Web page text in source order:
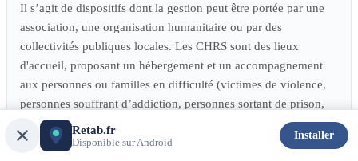
Il s’agit de dispositifs dont la gestion peut être portée par une
association, une organisation humanitaire ou par des
collectivités publiques locales. Les CHRS sont des lieux
d'accueil, proposant un hébergement et un accompagnement
aux personnes ou familles en difficulté (victimes de violence,
personnes souffrant d’addiction, personnes sortant de prison,
etc.). L’objectif est l'insertion sociale. Certains dispositifs
peuvent être spécialisés pour un type de public. La durée de
Retab.fr
Disponible sur Android
Installer